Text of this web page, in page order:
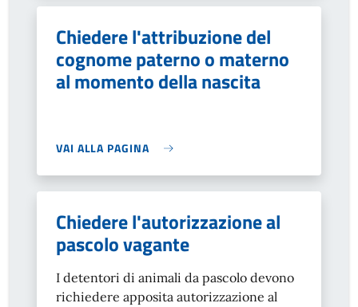
Chiedere l'attribuzione del
cognome paterno o materno
al momento della nascita
VAI ALLA PAGINA
Chiedere l'autorizzazione al
pascolo vagante
I detentori di animali da pascolo devono
richiedere apposita autorizzazione al